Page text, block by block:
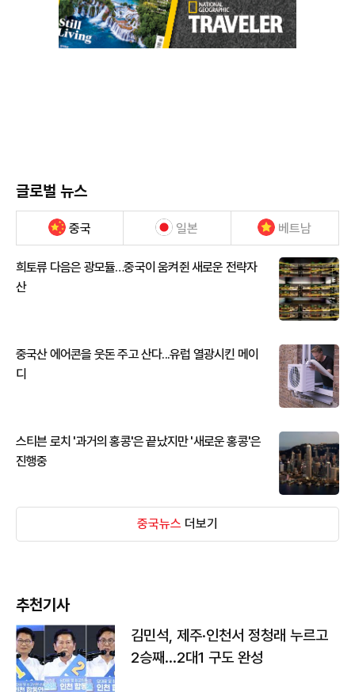
글로벌 뉴스
중국 일본 베트남
희토류 다음은 광모듈…중국이 움켜쥔 새로운 전략자
산
중국산 에어콘을 웃돈 주고 산다...유럽 열광시킨 메이
디
스티븐 로치 '과거의 홍콩'은 끝났지만 '새로운 홍콩'은
진행중
중국뉴스 더보기
추천기사
김민석, 제주·인천서 정청래 누르고
2승째…2대1 구도 완성